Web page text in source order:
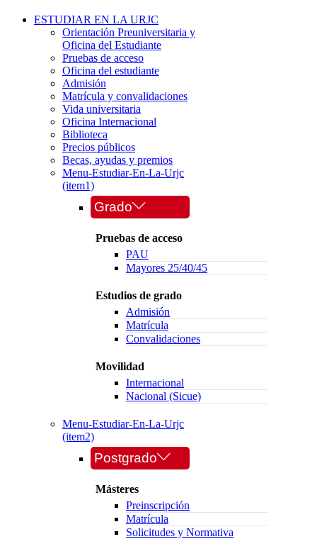
ESTUDIAR EN LA URJC
Orientación Preuniversitaria y
Oficina del Estudiante
Pruebas de acceso
Oficina del estudiante
Admisión
Matrícula y convalidaciones
Vida universitaria
Oficina Internacional
Biblioteca
Precios públicos
Becas, ayudas y premios
Menu-Estudiar-En-La-Urjc
(item1)
Grado
Pruebas de acceso
PAU
Mayores 25/40/45
Estudios de grado
Admisión
Matrícula
Convalidaciones
Movilidad
Internacional
Nacional (Sicue)
Menu-Estudiar-En-La-Urjc
(item2)
Postgrado
Másteres
Preinscripción
Matrícula
Solicitudes y Normativa